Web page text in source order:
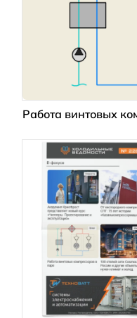
Работа винтовых